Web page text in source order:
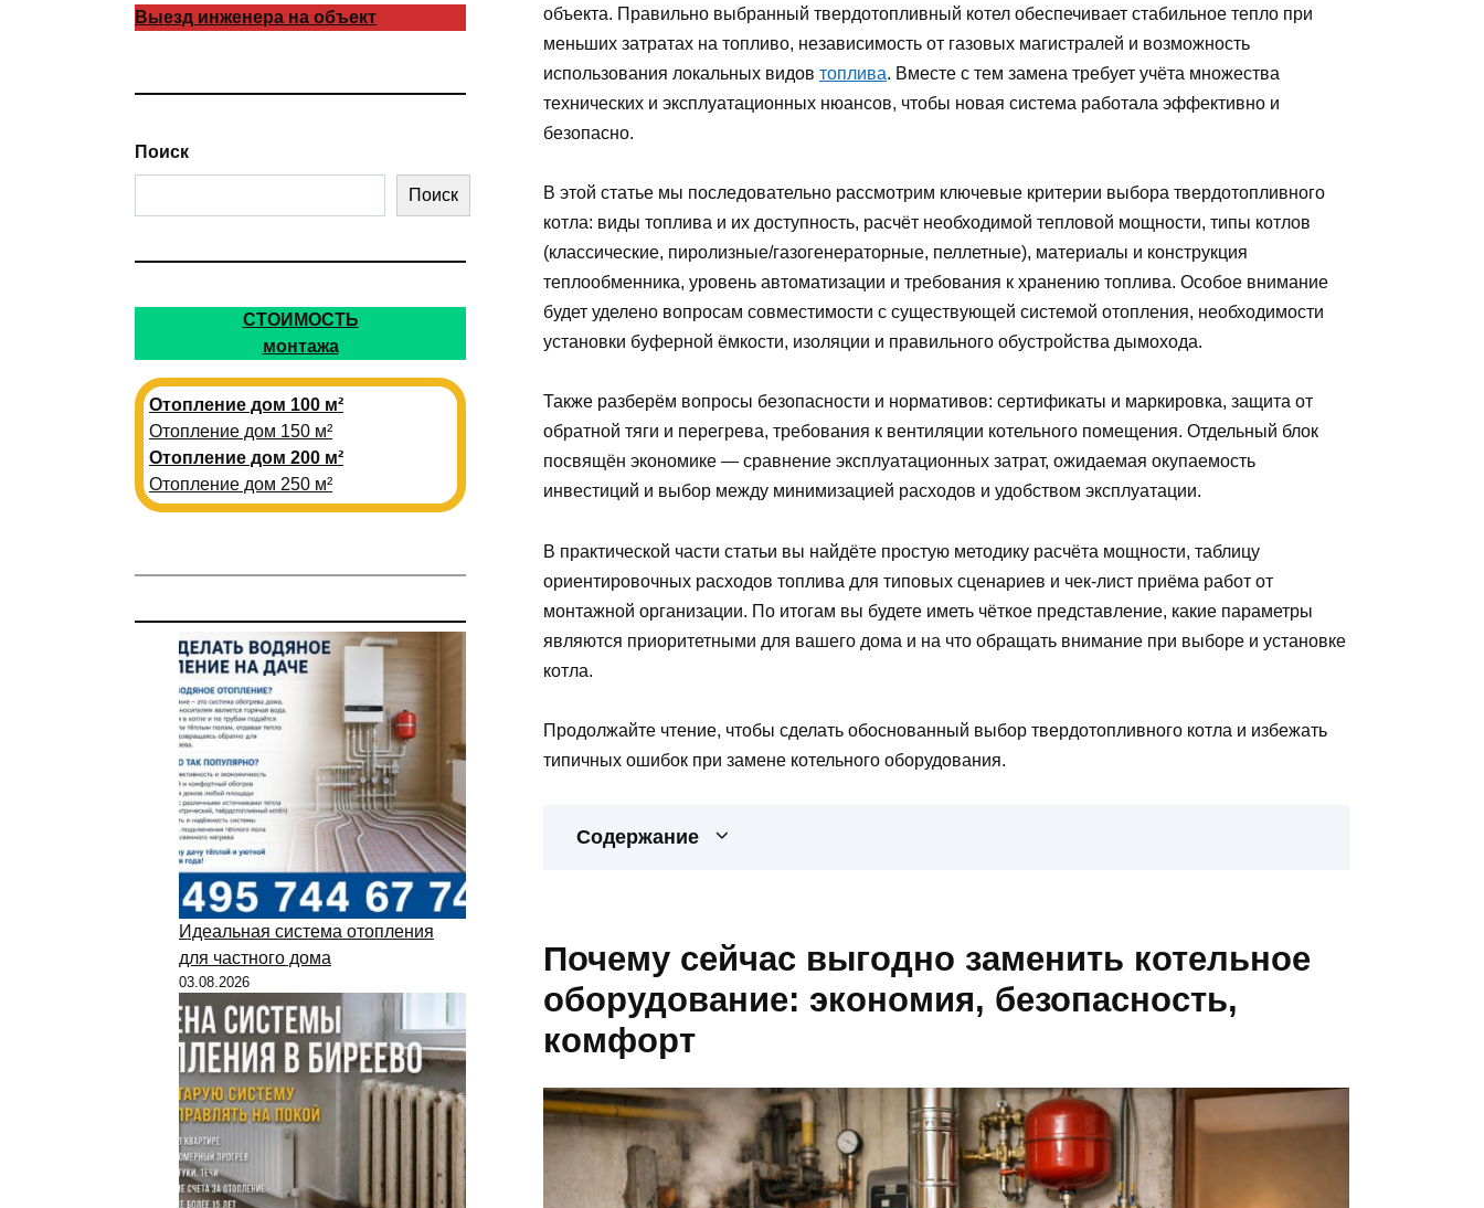
объекта. Правильно выбранный твердотопливный котел обеспечивает стабильное тепло при
меньших затратах на топливо, независимость от газовых магистралей и возможность
использования локальных видов топлива. Вместе с тем замена требует учёта множества
технических и эксплуатационных нюансов, чтобы новая система работала эффективно и
безопасно.
В этой статье мы последовательно рассмотрим ключевые критерии выбора твердотопливного
котла: виды топлива и их доступность, расчёт необходимой тепловой мощности, типы котлов
(классические, пиролизные/газогенераторные, пеллетные), материалы и конструкция
теплообменника, уровень автоматизации и требования к хранению топлива. Особое внимание
будет уделено вопросам совместимости с существующей системой отопления, необходимости
установки буферной ёмкости, изоляции и правильного обустройства дымохода.
Также разберём вопросы безопасности и нормативов: сертификаты и маркировка, защита от
обратной тяги и перегрева, требования к вентиляции котельного помещения. Отдельный блок
посвящён экономике — сравнение эксплуатационных затрат, ожидаемая окупаемость
инвестиций и выбор между минимизацией расходов и удобством эксплуатации.
В практической части статьи вы найдёте простую методику расчёта мощности, таблицу
ориентировочных расходов топлива для типовых сценариев и чек‑лист приёма работ от
монтажной организации. По итогам вы будете иметь чёткое представление, какие параметры
являются приоритетными для вашего дома и на что обращать внимание при выборе и установке
котла.
Продолжайте чтение, чтобы сделать обоснованный выбор твердотопливного котла и избежать
типичных ошибок при замене котельного оборудования.
Содержание
Почему сейчас выгодно заменить котельное
оборудование: экономия, безопасность,
комфорт
Выезд инженера на объект
Поиск
Поиск
СТОИМОСТЬ
монтажа
Отопление дом 100 м²
Отопление дом 150 м²
Отопление дом 200 м²
Отопление дом 250 м²
Идеальная система отопления
для частного дома
03.08.2026